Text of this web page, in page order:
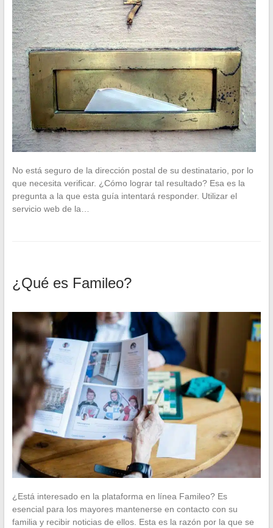
No está seguro de la dirección postal de su destinatario, por lo
que necesita verificar. ¿Cómo lograr tal resultado? Esa es la
pregunta a la que esta guía intentará responder. Utilizar el
servicio web de la…
¿Qué es Famileo?
¿Está interesado en la plataforma en línea Famileo? Es
esencial para los mayores mantenerse en contacto con su
familia y recibir noticias de ellos. Esta es la razón por la que se